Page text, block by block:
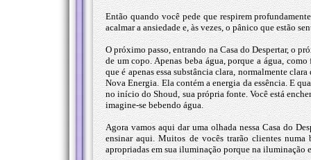
Então quando você pede que respirem
acalmar a ansiedade e, às vezes, o pânico que estão
O próximo passo, entrando na Casa do Despertar, o
de um copo. Apenas beba água, porque a água,
que é apenas essa substância clara, normalmente
Nova Energia. Ela contém a energia da essência. E
no início do Shoud, sua própria fonte. Você está
imagine-se bebendo água.
Agora vamos aqui dar uma olhada nessa Casa do
ensinar aqui. Muitos de vocês trarão clientes
apropriadas em sua iluminação porque na iluminação